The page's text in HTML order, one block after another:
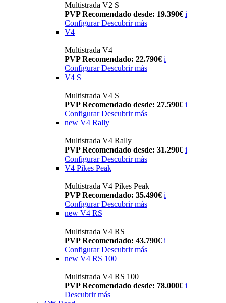
Multistrada V2 S
PVP Recomendado desde: 19.390€ i
Configurar Descubrir más
V4
Multistrada V4
PVP Recomendado: 22.790€ i
Configurar Descubrir más
V4 S
Multistrada V4 S
PVP Recomendado desde: 27.590€ i
Configurar Descubrir más
new V4 Rally
Multistrada V4 Rally
PVP Recomendado desde: 31.290€ i
Configurar Descubrir más
V4 Pikes Peak
Multistrada V4 Pikes Peak
PVP Recomendado: 35.490€ i
Configurar Descubrir más
new V4 RS
Multistrada V4 RS
PVP Recomendado: 43.790€ i
ConfigurarDescubrir más
new V4 RS 100
Multistrada V4 RS 100
PVP Recomendado desde: 78.000€ i
Descubrir más